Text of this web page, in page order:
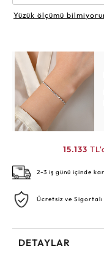
Yüzük ölçümü
15.133
2-3 iş günü içinde
Ücretsiz ve
DETAYLAR